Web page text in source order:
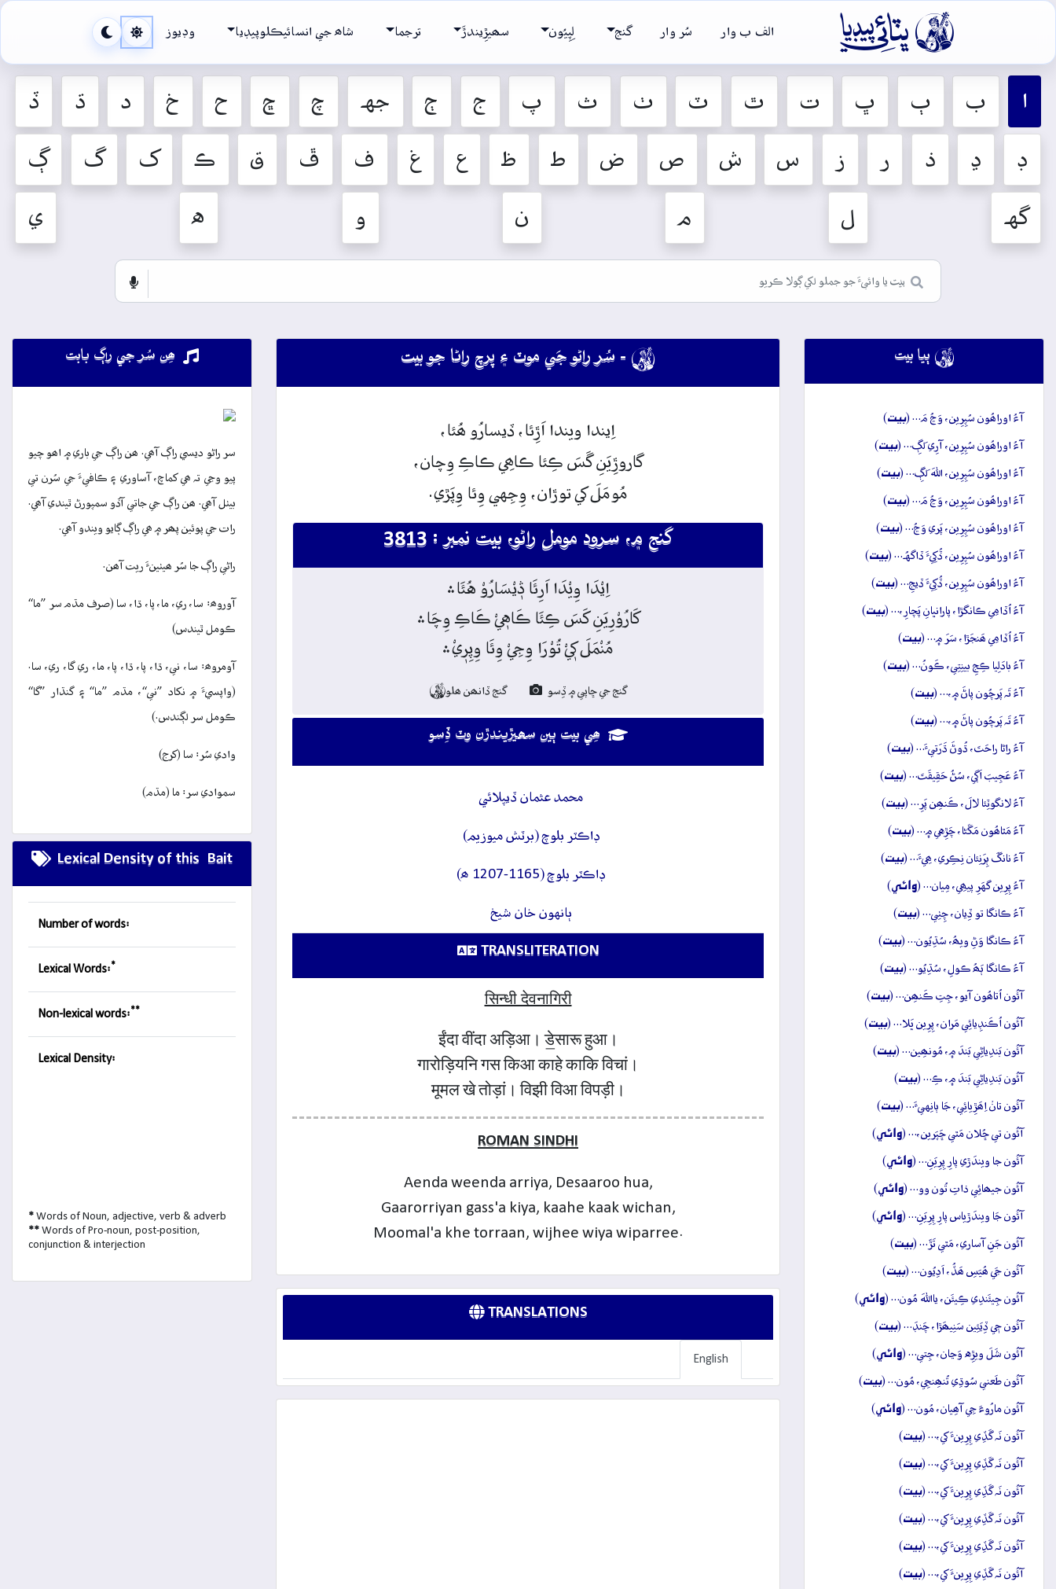
 الف ب وار سُر وار گنج لِپِيُون سھيڙِيندڙَ ترجما شاھ جي انسائيڪلوپيڊيا وڊيوز
ا ب ٻ ڀ ت ٿ ٽ ٺ ث پ ج ڄ جهہ چ ڇ ح خ د ڌ ڏ
ڊ ڍ ذ ر ز س ش ص ض ط ظ ع غ ف ڦ ق ڪ ک گ ڳ
گهہ ل م ن و ه ي
 ٻيا بيت
آءُ اوراھُون سُپِرِين، وَڃُ مَ… (بيت)
آءُ اوراھُون سُپِرِين، آرِي لَڳِ… (بيت)
آءُ اوراھُون سُپِرِين، اللهَ لَڳِ… (بيت)
آءُ اوراھُون سُپِرِين، وَڃُ مَ… (بيت)
آءُ اوراھُون سُپِرِين، پَري وَڃُ… (بيت)
آءُ اوراھُون سُپِرِين، ڏُکِيءَ ڏاگهُہ… (بيت)
آءُ اوراھُون سُپِرِين، ڏُکِيءَ ڏيجِ… (بيت)
آءُ اُڏامِي ڪانگڙا، پارانڀانِ پَچارِ،… (بيت)
آءُ اُڏامِي ھَنجَڙا، سَرَ ۾… (بيت)
آءُ بادَلِيا ڪِجِ بينِتِي، ڪَونُ… (بيت)
آءُ تَہ پَرچُون پاڻَ ۾،… (بيت)
آءُ تَہ پَرچُون پاڻَ ۾،… (بيت)
آءُ راڻا راحَتَ، ڌُوڻَ ڌَرَتيءَ… (بيت)
آءُ عَجِيبَ اَڳي، سُڻُ حَقِيقَتَ… (بيت)
آءُ لانگوٽِئا لالَ، ڪَنھِن پَرِ… (بيت)
آءُ مَٿاھُون مَڱڻا، چَڙِهي ۾… (بيت)
آءُ نانگَ ٻِرَنِئان نِڪِري، ھِيءَ… (بيت)
آءُ پِرِين گهَرِ پيھِي، مِيان… (وائِي)
آءُ ڪانگا تو ڏِيان، چِٺِي… (بيت)
آءُ ڪانگا وَڻِ ويھُ، سُڌِيُون… (بيت)
آءُ ڪانگا ٻَھُ ڪولِ، سُڌِيُو… (بيت)
آئُون اُتاھُون آيو، جِتِ ڪَنھِن… (بيت)
آئُون اُڪَنڊِيائِي مَران، پِرِين ڀَلا… (بيت)
آئُون بَندِياڻِي بَندَ ۾، مُونھِين… (بيت)
آئُون بَندِياڻِي بَندَ ۾، ڪِ… (بيت)
آئُون تانۡ اِھَڙِيائِي، جَا ٻانِهيءَ… (بيت)
آئُون تي ڇُلان مَٿي ڇَپَرين،… (وائِي)
آئُون جا ويندَڙي پارِ پِرِيَنِ… (وائِي)
آئُون جيھائِي ذاتِ تُون وو… (وائِي)
آئُون جَا ويندَڙياس پارِ پِرِيَنِ… (وائِي)
آئُون جَنِ آساري، مَٿي تَڙَ… (بيت)
آئُون جَي ھُيَسِ ھَڏُ، اَدِيُون… (بيت)
آئُون جِيئَندِي ڪِيئَن، يااللهَ مُون… (وائِي)
آئُون جٖي ڏِيَئِين سَنِيھَڙا، چَنڊَ… (بيت)
آئُون شَلَ ويڙِه وَڃان، جِتي… (وائِي)
آئُون طَعني سُوڌِي تُنھِنجِي، مُون… (بيت)
آئُون مارُوءَ جِي آھِيان، مُون… (وائِي)
آئُون نَہ گَڏِي پِرِينءَ کي،… (بيت)
آئُون نَہ گَڏِي پِرِينءَ کي،… (بيت)
آئُون نَہ گَڏِي پِرِينءَ کي،… (بيت)
آئُون نَہ گَڏِي پِرِينءَ کي،… (بيت)
آئُون نَہ گَڏِي پِرِينءَ کي،… (بيت)
آئُون نَہ گَڏِي پِرِينءَ کي،… (بيت)
 - سُر راڻو جَي موٽ ۽ پرچ راڻا جو بيت
اِيندا ويندا اَڙِئا، ڏيسارُو ھُئا،
گاروڙِيَنِگَسَ ڪِئا ڪاھِي ڪاڪِ وِچان،
مُومَلَ کيتوڙان، وِجِهي وِئا وِپَڙي.
گنج ۾، سرود مومل راڻو، بيت نمبر : 3813
اِيْدَا وِيْدَا اَرِئَا ڎٖيْسَارُوْ هُئَا﮶
کَارُوْرِيَنِ کَسَ ڪِئَا ڪَاهٖيْ ڪَاڪِ وِچَا﮶
مُنْمَلَ کٖيْ تُوْرَا وِجِيْ وِئَا وِپِرٖيْ﮶
گنج جي ڇاپي ۾ ڏِسو گنج ڏانھن ھلو
ھِي بيت ٻين سھيڙيندڙن وٽ ڏِسو
محمد عثمان ڏيپلائي
ڊاڪٽر بلوچ (برٽش ميوزيم)
ڊاڪٽر بلوچ (1165-1207 ھ)
ٻانهون خان شيخ
TRANSLITERATION
सिन्धी देवनागिरी
ईंदा वींदा अड़िआ। डे॒सारू हुआ।
गारोड़ियनि गस किआ काहे काकि विचां।
मूमल खे तोड़ां। विझी विआ विपड़ी।
ROMAN SINDHI
Aenda weenda arriya, Desaaroo hua,
Gaarorriyan gass'a kiya, kaahe kaak wichan,
Moomal'a khe torraan, wijhee wiya wiparree.
TRANSLATIONS
English
ھِن سُر جي راڳ بابت
سر راڻو ديسي راڳ آھي. ھن راڳ جي باري ۾ اھو چيو
پيو وڃي تہ ھي کماچ، آساوري ۽ ڪافيءَ جي سُرن تي
بيٺل آھي. ھن راڳ جي جاتي آڏو سمپورڻ ٿيندي آھي.
رات جي پوئين پھر ۾ ھي راڳ ڳايو ويندو آھي.
راڻي راڳ جا سُر ھيٺينءَ ريت آھن.
آوروھ: سا، ري، ما، پا، ڌا، سا (صرف مڌم سر ”ما“
ڪومل ٿيندس)
آومروھ: سا، ني، ڌا، پا، ڌا، پا، ما، ري گا، ري، سا.
(واپسيءَ ۾ نکاد ”ني“، مڌم ”ما“ ۽ گنڌار ”گا“
ڪومل سر لڳندس.)
وادي سُر: سا (کرج)
سموادي سر: ما (مڌم)
Lexical Density of this Bait
Number of words:
Lexical Words:*
Non-lexical words:**
Lexical Density:
* Words of Noun, adjective, verb & adverb
** Words of Pro-noun, post-position,
conjunction & interjection